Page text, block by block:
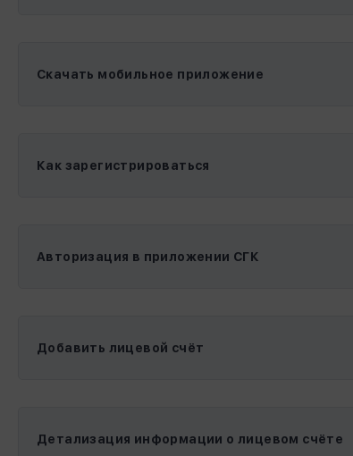
Скачать мобильное приложение
Как зарегистрироваться
Авторизация в приложении СГК
Добавить лицевой счёт
Детализация информации о лицевом счёте